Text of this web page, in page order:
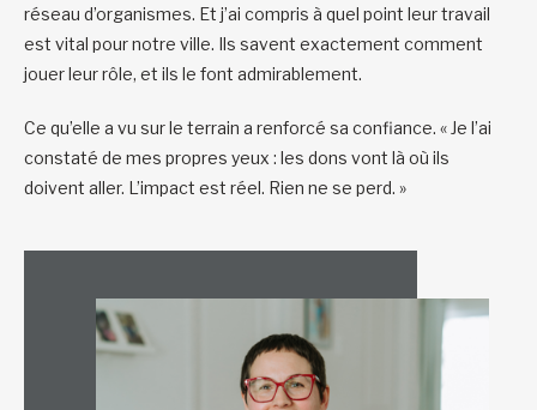
réseau d’organismes. Et j’ai compris à quel point leur travail
est vital pour notre ville. Ils savent exactement comment
jouer leur rôle, et ils le font admirablement.
Ce qu’elle a vu sur le terrain a renforcé sa confiance. « Je l’ai
constaté de mes propres yeux : les dons vont là où ils
doivent aller. L’impact est réel. Rien ne se perd. »